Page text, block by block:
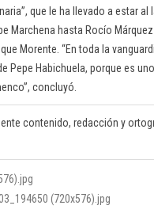
que le ha llevado a estar al
Marchena hasta Rocío
Morente. “En toda la
Pepe Habichuela, porque es
concluyó.
contenido, redacción y